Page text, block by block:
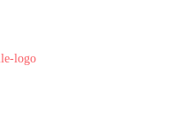
Offres d’emploi